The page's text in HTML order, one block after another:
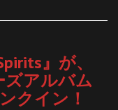
』が、
ズアルバム
クイン！